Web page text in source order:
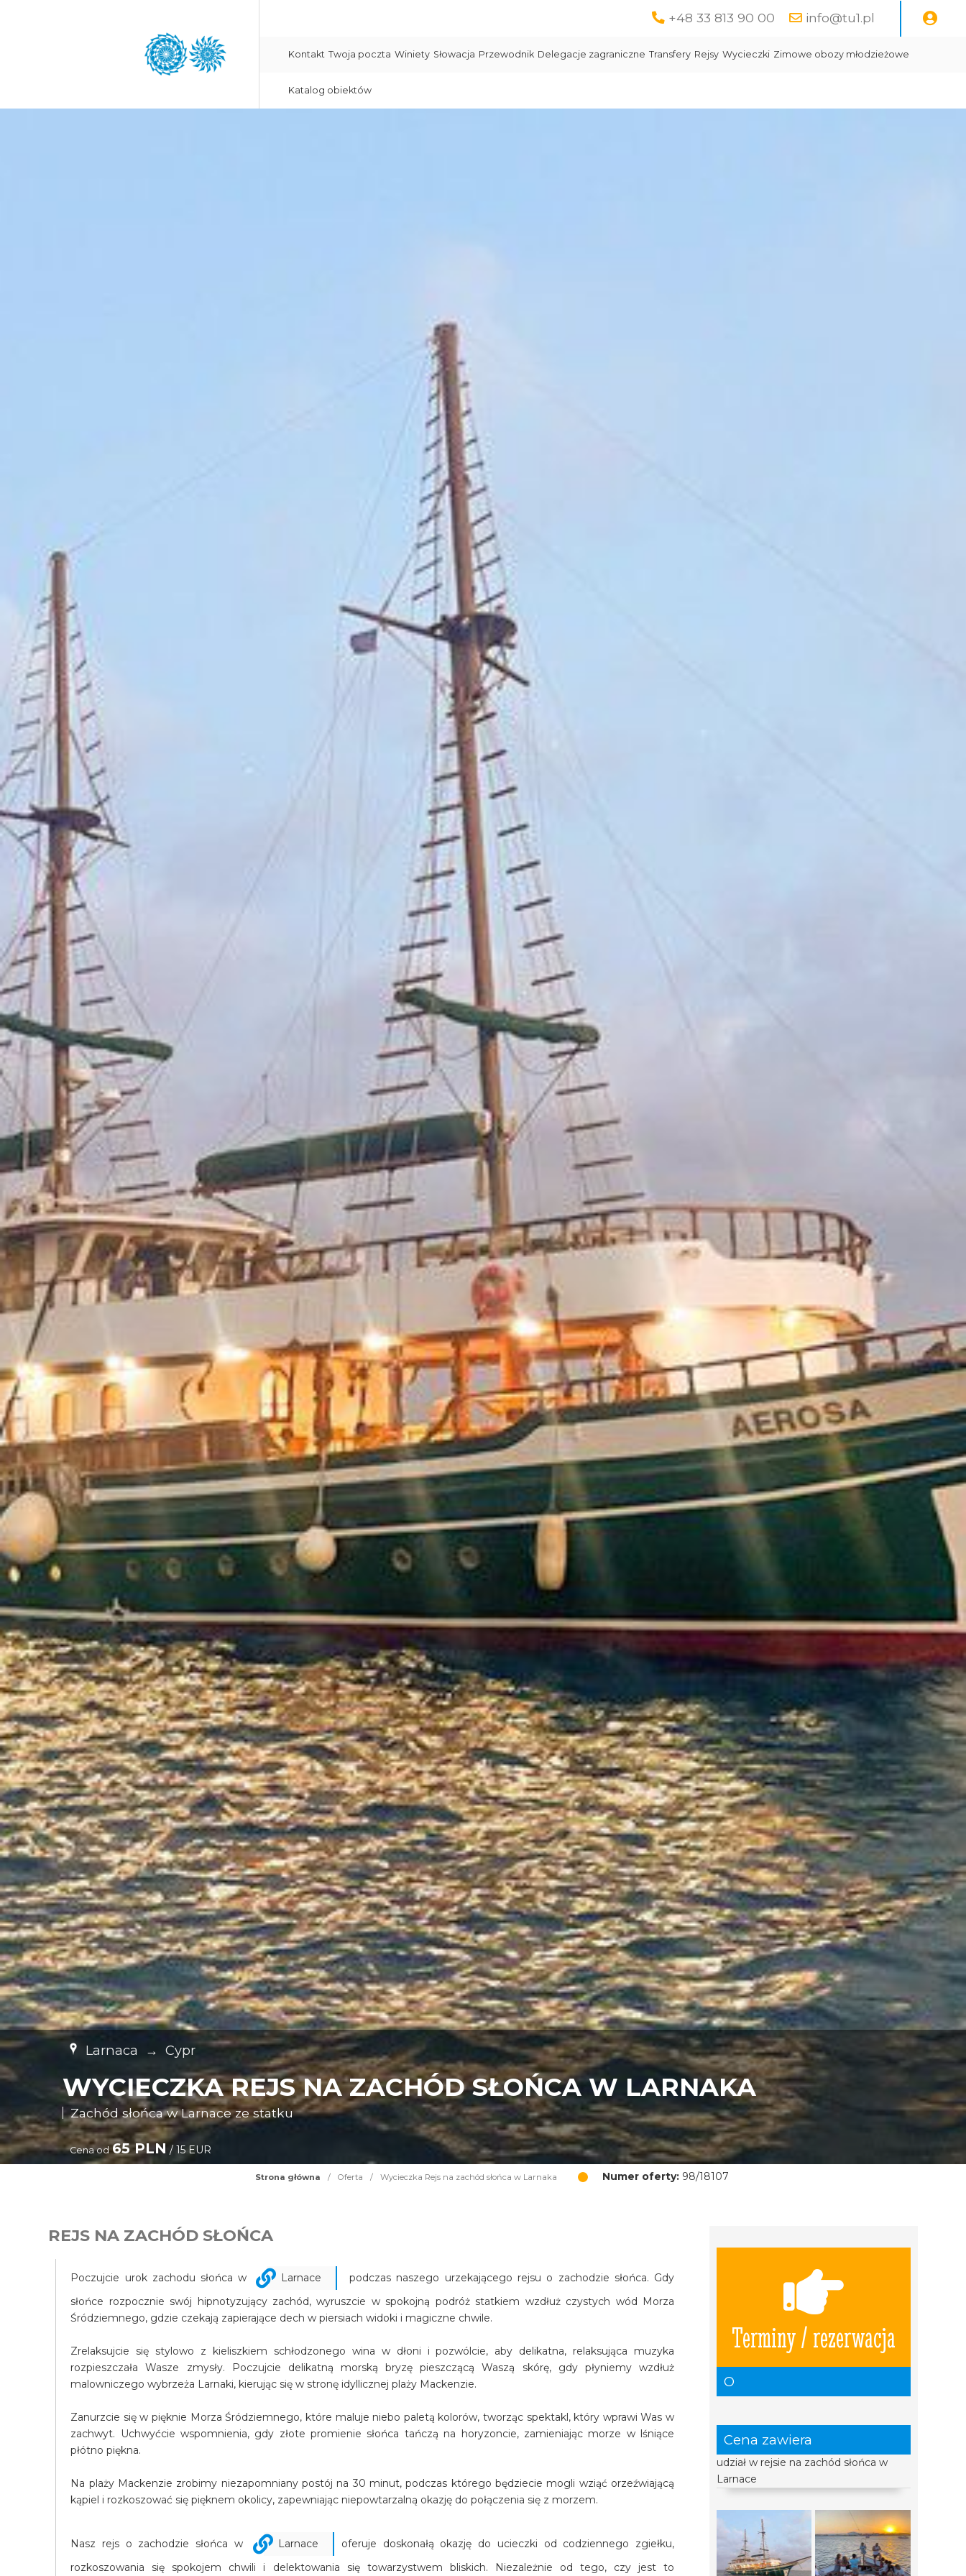
+48 33 813 90 00 info@tu1.pl
Kontakt Twoja poczta Winiety Słowacja Przewodnik Delegacje zagraniczne Transfery Rejsy Wycieczki Zimowe obozy młodzieżowe
Katalog obiektów
Larnaca → Cypr
WYCIECZKA REJS NA ZACHÓD SŁOŃCA W LARNAKA
Zachód słońca w Larnace ze statku
Cena od 65 PLN / 15 EUR
Strona główna / Oferta / Wycieczka Rejs na zachód słońca w Larnaka Numer oferty: 98/18107
Terminy / rezerwacja
O
Cena zawiera
udział w rejsie na zachód słońca w
Larnace
REJS NA ZACHÓD SŁOŃCA
Poczujcie urok zachodu słońca w Larnace
podczas naszego urzekającego rejsu o zachodzie słońca. Gdy
słońce rozpocznie swój hipnotyzujący zachód, wyruszcie w spokojną podróż statkiem wzdłuż czystych wód Morza
Śródziemnego, gdzie czekają zapierające dech w piersiach widoki i magiczne chwile.
Zrelaksujcie się stylowo z kieliszkiem schłodzonego wina w dłoni i pozwólcie, aby delikatna, relaksująca muzyka
rozpieszczała Wasze zmysły. Poczujcie delikatną morską bryzę pieszczącą Waszą skórę, gdy płyniemy wzdłuż
malowniczego wybrzeża Larnaki, kierując się w stronę idyllicznej plaży Mackenzie.
Zanurzcie się w pięknie Morza Śródziemnego, które maluje niebo paletą kolorów, tworząc spektakl, który wprawi Was w
zachwyt. Uchwyćcie wspomnienia, gdy złote promienie słońca tańczą na horyzoncie, zamieniając morze w lśniące
płótno piękna.
Na plaży Mackenzie zrobimy niezapomniany postój na 30 minut, podczas którego będziecie mogli wziąć orzeźwiającą
kąpiel i rozkoszować się pięknem okolicy, zapewniając niepowtarzalną okazję do połączenia się z morzem.
Nasz rejs o zachodzie słońca w Larnace
oferuje doskonałą okazję do ucieczki od codziennego zgiełku,
rozkoszowania się spokojem chwili i delektowania się towarzystwem bliskich. Niezależnie od tego, czy jest to